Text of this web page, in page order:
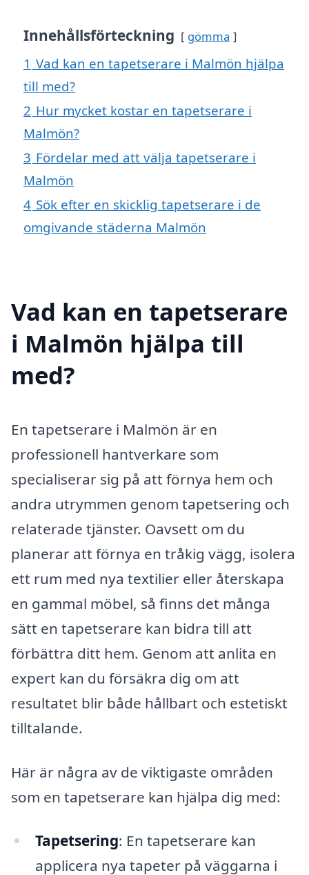
Innehållsförteckning gömma
1 Vad kan en tapetserare i Malmön hjälpa
till med?
2 Hur mycket kostar en tapetserare i
Malmön?
3 Fördelar med att välja tapetserare i
Malmön
4 Sök efter en skicklig tapetserare i de
omgivande städerna Malmön
Vad kan en tapetserare
i Malmön hjälpa till
med?
En tapetserare i Malmön är en
professionell hantverkare som
specialiserar sig på att förnya hem och
andra utrymmen genom tapetsering och
relaterade tjänster. Oavsett om du
planerar att förnya en tråkig vägg, isolera
ett rum med nya textilier eller återskapa
en gammal möbel, så finns det många
sätt en tapetserare kan bidra till att
förbättra ditt hem. Genom att anlita en
expert kan du försäkra dig om att
resultatet blir både hållbart och estetiskt
tilltalande.
Här är några av de viktigaste områden
som en tapetserare kan hjälpa dig med:
Tapetsering: En tapetserare kan
applicera nya tapeter på väggarna i